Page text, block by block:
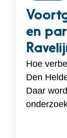
en
Hoe
Den
Daar